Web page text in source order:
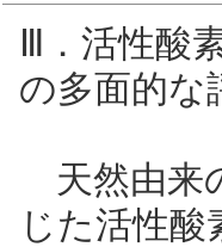
Ⅲ．活性酸
の多面的な
天然由来
じた活性